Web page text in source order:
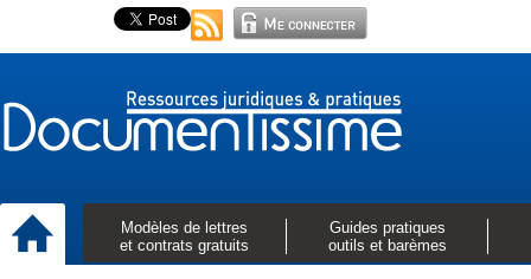
Modèles de lettres
et contrats gratuits
Guides pratiques
outils et barèmes